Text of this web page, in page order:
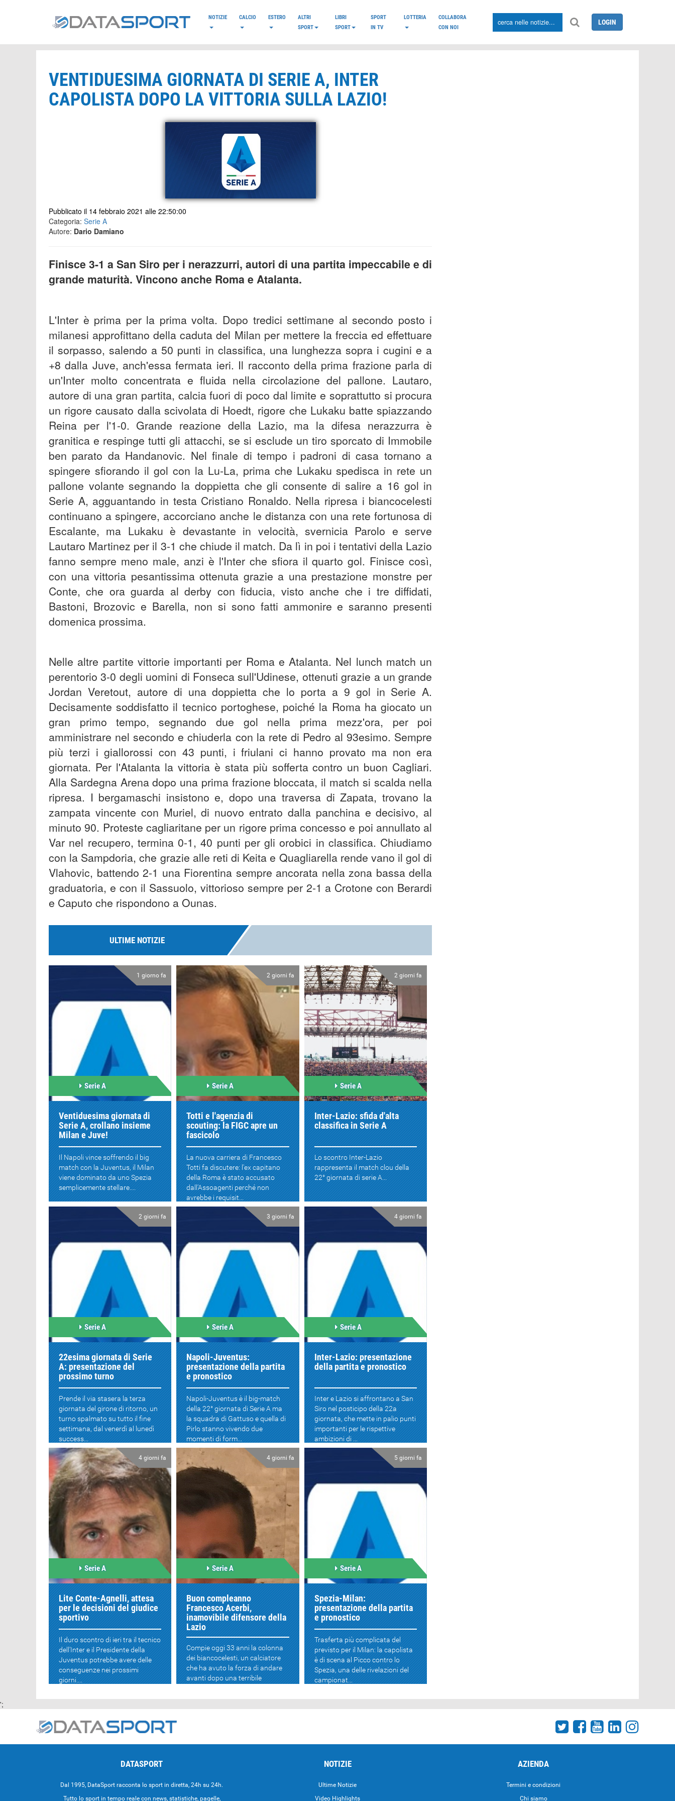
NOTIZIE CALCIO ESTERO
ALTRI
SPORT
LIBRI
SPORT
SPORT
IN TV
LOTTERIA
COLLABORA
CON NOI
LOGIN
VENTIDUESIMA GIORNATA DI SERIE A, INTER
CAPOLISTA DOPO LA VITTORIA SULLA LAZIO!
Pubblicato il 14 febbraio 2021 alle 22:50:00
Categoria: Serie A
Autore: Dario Damiano
Finisce 3-1 a San Siro per i nerazzurri, autori di una partita impeccabile e di
grande maturità. Vincono anche Roma e Atalanta.
L'Inter è prima per la prima volta. Dopo tredici settimane al secondo posto i
milanesi approfittano della caduta del Milan per mettere la freccia ed effettuare
il sorpasso, salendo a 50 punti in classifica, una lunghezza sopra i cugini e a
+8 dalla Juve, anch'essa fermata ieri. Il racconto della prima frazione parla di
un'Inter molto concentrata e fluida nella circolazione del pallone. Lautaro,
autore di una gran partita, calcia fuori di poco dal limite e soprattutto si procura
un rigore causato dalla scivolata di Hoedt, rigore che Lukaku batte spiazzando
Reina per l'1-0. Grande reazione della Lazio, ma la difesa nerazzurra è
granitica e respinge tutti gli attacchi, se si esclude un tiro sporcato di Immobile
ben parato da Handanovic. Nel finale di tempo i padroni di casa tornano a
spingere sfiorando il gol con la Lu-La, prima che Lukaku spedisca in rete un
pallone volante segnando la doppietta che gli consente di salire a 16 gol in
Serie A, agguantando in testa Cristiano Ronaldo. Nella ripresa i biancocelesti
continuano a spingere, accorciano anche le distanza con una rete fortunosa di
Escalante, ma Lukaku è devastante in velocità, svernicia Parolo e serve
Lautaro Martinez per il 3-1 che chiude il match. Da lì in poi i tentativi della Lazio
fanno sempre meno male, anzi è l'Inter che sfiora il quarto gol. Finisce così,
con una vittoria pesantissima ottenuta grazie a una prestazione monstre per
Conte, che ora guarda al derby con fiducia, visto anche che i tre diffidati,
Bastoni, Brozovic e Barella, non si sono fatti ammonire e saranno presenti
domenica prossima.
Nelle altre partite vittorie importanti per Roma e Atalanta. Nel lunch match un
perentorio 3-0 degli uomini di Fonseca sull'Udinese, ottenuti grazie a un grande
Jordan Veretout, autore di una doppietta che lo porta a 9 gol in Serie A.
Decisamente soddisfatto il tecnico portoghese, poiché la Roma ha giocato un
gran primo tempo, segnando due gol nella prima mezz'ora, per poi
amministrare nel secondo e chiuderla con la rete di Pedro al 93esimo. Sempre
più terzi i giallorossi con 43 punti, i friulani ci hanno provato ma non era
giornata. Per l'Atalanta la vittoria è stata più sofferta contro un buon Cagliari.
Alla Sardegna Arena dopo una prima frazione bloccata, il match si scalda nella
ripresa. I bergamaschi insistono e, dopo una traversa di Zapata, trovano la
zampata vincente con Muriel, di nuovo entrato dalla panchina e decisivo, al
minuto 90. Proteste cagliaritane per un rigore prima concesso e poi annullato al
Var nel recupero, termina 0-1, 40 punti per gli orobici in classifica. Chiudiamo
con la Sampdoria, che grazie alle reti di Keita e Quagliarella rende vano il gol di
Vlahovic, battendo 2-1 una Fiorentina sempre ancorata nella zona bassa della
graduatoria, e con il Sassuolo, vittorioso sempre per 2-1 a Crotone con Berardi
e Caputo che rispondono a Ounas.
ULTIME NOTIZIE
1 giorno fa
Serie A
Ventiduesima giornata di
Serie A, crollano insieme
Milan e Juve!
Il Napoli vince soffrendo il big
match con la Juventus, il Milan
viene dominato da uno Spezia
semplicemente stellare....
2 giorni fa
Serie A
Totti e l'agenzia di
scouting: la FIGC apre un
fascicolo
La nuova carriera di Francesco
Totti fa discutere: l'ex capitano
della Roma è stato accusato
dall'Assoagenti perché non
avrebbe i requisit...
2 giorni fa
Serie A
Inter-Lazio: sfida d'alta
classifica in Serie A
Lo scontro Inter-Lazio
rappresenta il match clou della
22° giornata di serie A...
2 giorni fa
Serie A
22esima giornata di Serie
A: presentazione del
prossimo turno
Prende il via stasera la terza
giornata del girone di ritorno, un
turno spalmato su tutto il fine
settimana, dal venerdì al lunedì
success...
3 giorni fa
Serie A
Napoli-Juventus:
presentazione della partita
e pronostico
Napoli-Juventus è il big-match
della 22° giornata di Serie A ma
la squadra di Gattuso e quella di
Pirlo stanno vivendo due
momenti di form...
4 giorni fa
Serie A
Inter-Lazio: presentazione
della partita e pronostico
Inter e Lazio si affrontano a San
Siro nel posticipo della 22a
giornata, che mette in palio punti
importanti per le rispettive
ambizioni di ...
4 giorni fa
Serie A
Lite Conte-Agnelli, attesa
per le decisioni del giudice
sportivo
Il duro scontro di ieri tra il tecnico
dell'Inter e il Presidente della
Juventus potrebbe avere delle
conseguenze nei prossimi
giorni....
4 giorni fa
Serie A
Buon compleanno
Francesco Acerbi,
inamovibile difensore della
Lazio
Compie oggi 33 anni la colonna
dei biancocelesti, un calciatore
che ha avuto la forza di andare
avanti dopo una terribile
5 giorni fa
Serie A
Spezia-Milan:
presentazione della partita
e pronostico
Trasferta più complicata del
previsto per il Milan: la capolista
è di scena al Picco contro lo
Spezia, una delle rivelazioni del
campionat...
';
DATASPORT
Dal 1995, DataSport racconta lo sport in diretta, 24h su 24h.
Tutto lo sport in tempo reale con news, statistiche, pagelle,
NOTIZIE
Ultime Notizie
Video Highlights
AZIENDA
Termini e condizioni
Chi siamo